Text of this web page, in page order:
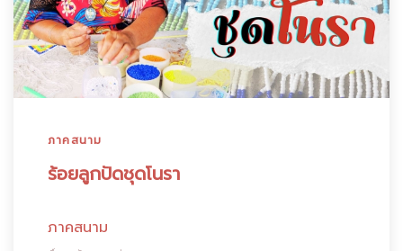
ภาคสนาม
ร้อยลูกปัดชุดโนรา
ภาคสนาม